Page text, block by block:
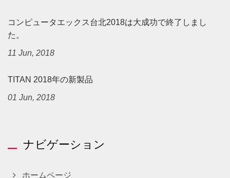
コンピュータエックス台北2018は大成功で終了しまし
た。
11 Jun, 2018
TITAN 2018年の新製品
01 Jun, 2018
ナビゲーション
ホームページ